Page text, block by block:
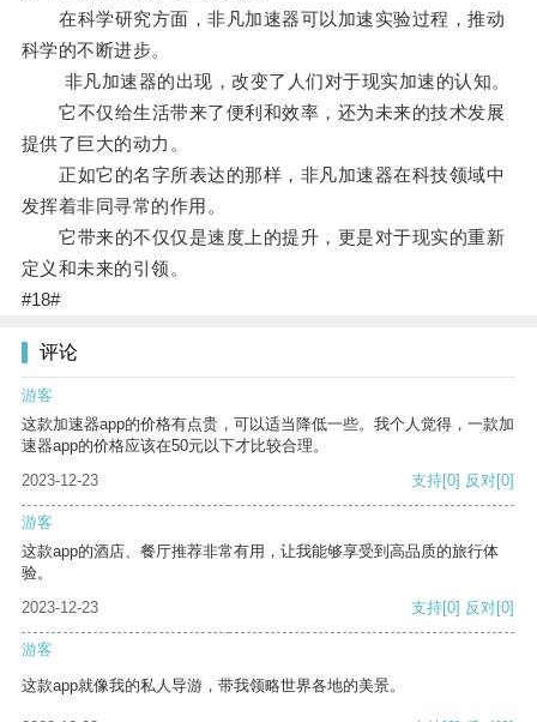
在科学研究方面，非凡加速器可以加速实验过程，推动
科学的不断进步。
非凡加速器的出现，改变了人们对于现实加速的认知。
它不仅给生活带来了便利和效率，还为未来的技术发展
提供了巨大的动力。
正如它的名字所表达的那样，非凡加速器在科技领域中
发挥着非同寻常的作用。
它带来的不仅仅是速度上的提升，更是对于现实的重新
定义和未来的引领。
#18#
评论
游客
这款加速器app的价格有点贵，可以适当降低一些。我个人觉得，一款加
速器app的价格应该在50元以下才比较合理。
2023-12-23
支持[0] 反对[0]
游客
这款app的酒店、餐厅推荐非常有用，让我能够享受到高品质的旅行体
验。
2023-12-23
支持[0] 反对[0]
游客
这款app就像我的私人导游，带我领略世界各地的美景。